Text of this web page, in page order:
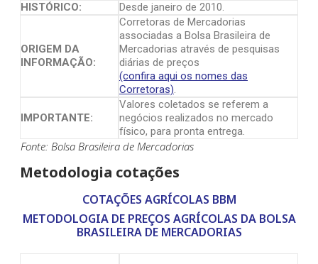
HISTÓRICO:
Desde janeiro de 2010.
ORIGEM DA
INFORMAÇÃO:
Corretoras de Mercadorias
associadas a Bolsa Brasileira de
Mercadorias através de pesquisas
diárias de preços
(confira aqui os nomes das
Corretoras).
IMPORTANTE:
Valores coletados se referem a
negócios realizados no mercado
físico, para pronta entrega.
Fonte: Bolsa Brasileira de Mercadorias
Metodologia cotações
COTAÇÕES AGRÍCOLAS BBM
METODOLOGIA DE PREÇOS AGRÍCOLAS DA BOLSA
BRASILEIRA DE MERCADORIAS